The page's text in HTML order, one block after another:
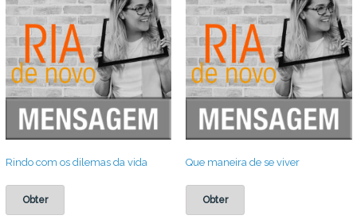
Rindo com os dilemas da vida
Obter
Que maneira de se viver
Obter